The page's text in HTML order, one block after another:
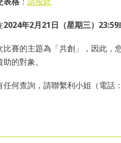
2024年2月21日（星期三） 23:59
比賽的主題為「共創」，因此，
助的對象。
任何查詢，請聯繫利小姐（電話